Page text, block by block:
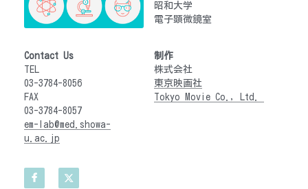
昭和大学
電子顕微鏡室
Contact Us
TEL
03-3784-8056
FAX
03-3784-8057
em-lab@med.showa-
u.ac.jp
制作
株式会社
東京映画社
Tokyo Movie Co., Ltd.